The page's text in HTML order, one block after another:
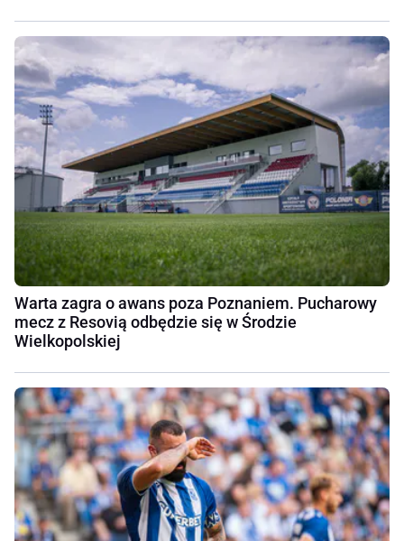
Warta zagra o awans poza Poznaniem. Pucharowy
mecz z Resovią odbędzie się w Środzie
Wielkopolskiej